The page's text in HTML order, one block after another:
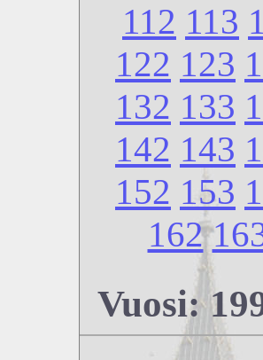
112 113
122 123
132 133
142 143
152 153
162
Vuosi: